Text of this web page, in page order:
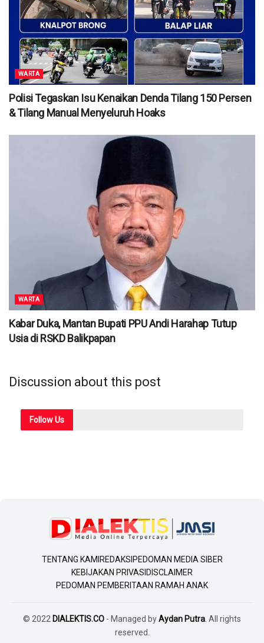
WARTA
Polisi Tegaskan Isu Kenaikan Denda Tilang 150 Persen
& Tilang Manual Menyeluruh Hoaks
WARTA
Kabar Duka, Mantan Bupati PPU Andi Harahap Tutup
Usia di RSKD Balikpapan
Discussion about this post
FollowUs
TENTANG KAMI REDAKSI PEDOMAN MEDIA SIBER
KEBIJAKAN PRIVASI DISCLAIMER
PEDOMAN PEMBERITAAN RAMAH ANAK
© 2022 DIALEKTIS.CO - Managed byAydan Putra . All rights
reserved.